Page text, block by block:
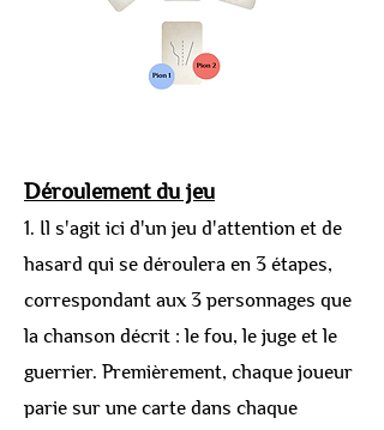
Déroulement du jeu
1. Il s'agit ici d'un jeu d'attention et de
hasard qui se déroulera en 3 étapes,
correspondant aux 3 personnages que
la chanson décrit : le fou, le juge et le
guerrier. Premièrement, chaque joueur
parie sur une carte dans chaque